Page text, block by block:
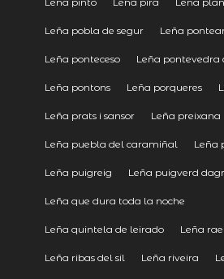
Leña pobla de segur Leña
Leña ponteceso Leña pontevedra
Leña pontons Leña porqueres
Leña prats i sansor Leña preixana
Leña puebla del caramiñal Leña
Leña puigreig Leña puigverd
Leña que dura toda la noche
Leña quintela de leirado Leña rae
Leña ribas del sil Leña riveira